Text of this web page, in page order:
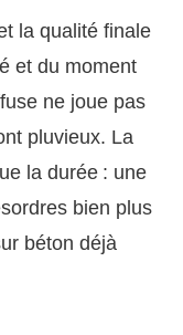
la qualité finale
et du moment
ne joue pas
pluvieux. La
la durée : une
bien plus
béton déjà